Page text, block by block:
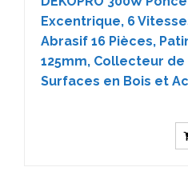
Excentrique, 6
Abrasif 16 Pièces,
125mm, Collecteur
Surfaces en Bois et